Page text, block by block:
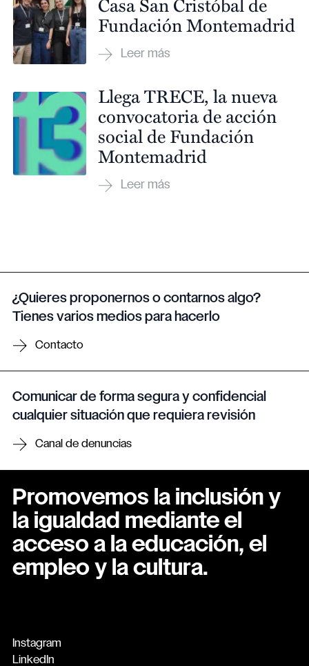
Fundación Montemadrid
Llega TRECE, la nueva
convocatoria de acción
social de Fundación
Montemadrid
¿Quieres proponernos o contarnos algo?
Tienes varios medios para hacerlo
Contacto
Comunicar de forma segura y confidencial
cualquier situación que requiera revisión
Canal de denuncias
Promovemos la inclusión y
la igualdad mediante el
acceso a la educación, el
empleo y la cultura.
Instagram
LinkedIn